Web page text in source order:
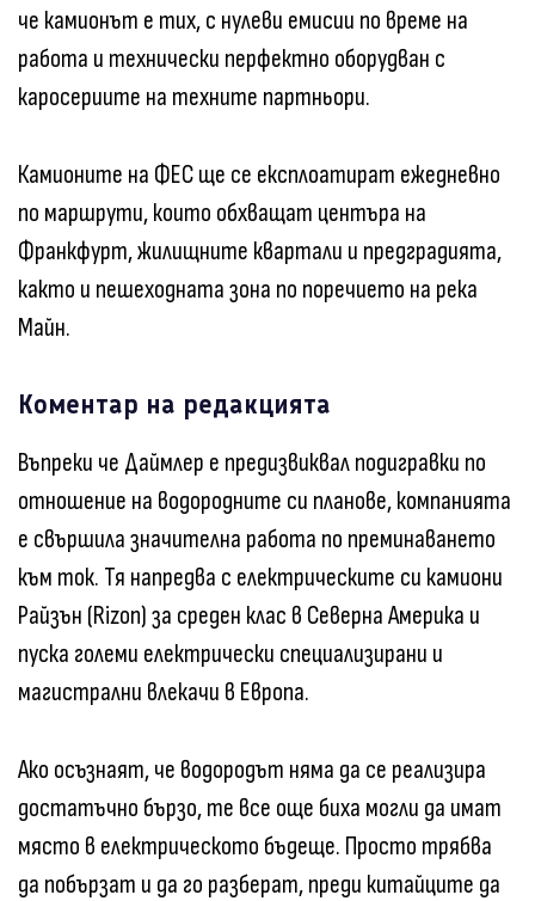
че камионът е тих, с нулеви емисии по време на
работа и технически перфектно оборудван с
каросериите на техните партньори.
Камионите на ФЕС ще се експлоатират ежедневно
по маршрути, които обхващат центъра на
Франкфурт, жилищните квартали и предградията,
както и пешеходната зона по поречието на река
Майн.
Коментар на редакцията
Въпреки че Даймлер е предизвиквал подигравки по
отношение на водородните си планове, компанията
е свършила значителна работа по преминаването
към ток. Тя напредва с електрическите си камиони
Райзън (Rizon) за среден клас в Северна Америка и
пуска големи електрически специализирани и
магистрални влекачи в Европа.
Ако осъзнаят, че водородът няма да се реализира
достатъчно бързо, те все още биха могли да имат
място в електрическото бъдеще. Просто трябва
да побързат и да го разберат, преди китайците да